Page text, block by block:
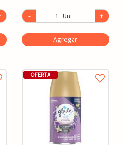
- Un. +
Agregar
OFERTA